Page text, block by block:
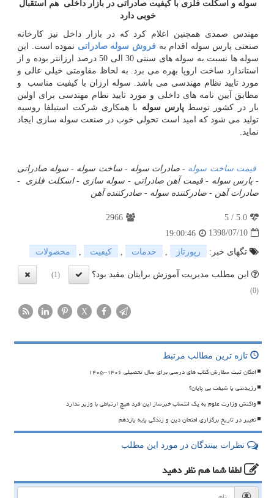
سوله و اسکلت فلزی با کیفیت صادراتی در بازار داخلی هم استقبال
خوبی دارد
مهندس صمدی همچنین اعلام کرد که در بازار داخل نیز کارخانه
صنعتی پارس سوله اقدام به فروش سوله صادراتی نموده است. این
سوله ها نسبت به سوله های سنتی 30 الی 50 درصد ارزانتر بوده و از
استاندارد ساخت اروپا بهره می برد. به لحاظ مقاومتی خیلی عالی و
مورد تایید نظام مهندسی می باشد. سوله ارزان با کیفیت مناسب و
مطابق آیین نامه های داخلی و مورد تایید نطام مهندسی برای اولین
بار در کشور توسطپارس سوله با همکاری شرکت استیلفا روسیه
تولید می شود که امید است تحولی خوب در صنعت سوله سازی ایجاد
نماید.
قیمت ساخت سوله - صادرات سوله -ساخت سوله - سوله صادراتی
- پارس سوله -قیمت آهن صادراتی - سوله سازی -اسکلت فلزی -
صادرات آهن - صادرکننده سوله - صادرکننده آهن
5.0
/
5
2966
1398/07/10
19:00:46
تگهای خبر:
رپورتاژ , خدمات , كیفیت , محصولات
این مطلب مدیریت آموزش برایتان مفید بود؟
(1)
(0)
X
تازه ترین مطالب مرتبط
امکان ثبت سفارش کتاب های درسی برای سال تحصیلی ۱۴۰۶–۱۴۰۵
رزیدنتی یا شیفت بی پایان؟
واکنش وزارت علوم به یک انتساب خبرساز این فرد هیچ ارتباطی با وزیر ندارد
تغییر در تاریخ برگزاری امتحان دین و زندگی پایه یازدهم
نظرات بینندگان در مورد این مطلب
لطفا شما همنظر دهید